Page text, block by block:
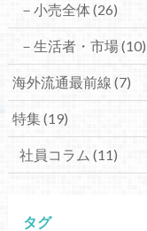
－小売全体(26)
－生活者・市場(10)
海外流通最前線 (7)
特集(19)
社員コラム (11)
タグ